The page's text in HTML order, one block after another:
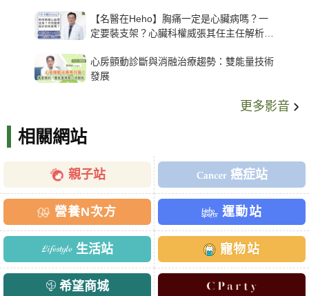
【名醫在Heho】胸痛一定是心臟病嗎？一
定要裝支架？心臟科權威張其任主任解析支
心房顫動診斷與消融治療趨勢：雙能量技術
發展
更多影音
相關網站
親子站 癌症站
營養N次方 運動站
生活站 寵物站
希望商城